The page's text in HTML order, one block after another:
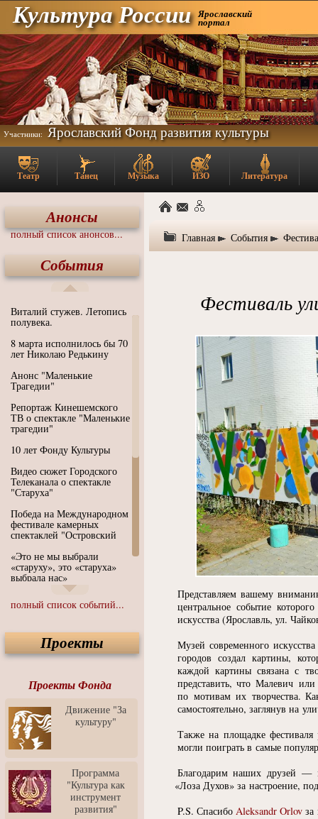
Культура России Ярославский
портал
Участники: Ярославский Фонд развития культуры
Театр Танец Музыка ИЗО Литература
Анонсы
полный список анонсов...
События
Виталий стужев. Летопись
полувека.
8 марта исполнилось бы 70
лет Николаю Редькину
Анонс "Маленькие
Трагедии"
Репортаж Кинешемского
ТВ о спектакле "Маленькие
трагедии"
10 лет Фонду Культуры
Видео сюжет Городского
Телеканала о спектакле
"Старуха"
Победа на Международном
фестивале камерных
спектаклей "Островский
«Это не мы выбрали
«старуху», это «старуха»
выбрала нас»
Иммерсивный спектакль
"Язык чистого полета
Спектакль "Крик" в Музее
Современного Искусства
современного искусства от
Медиа-школа "ФОКУС"
Моноспектакль
"Вертинский. Исповедь
Барона"
"Притяжение" в центре
ЛЕКСУС - ЯРОСЛАВЛЬ
Презентация выставки
Зураба Церетели
полный список событий...
Проекты
Проекты Фонда
Движение "За
культуру"
Программа
"Культура как
инструмент
развития"
Главная События
Фестиваль
Представляем вашему
центральное событие
искусства (Ярославль, ул.
Музей современного
городов создал картины,
каждой картины связана с
представить, что Малевич
по мотивам их творчества.
самостоятельно, заглянув на
Также на площадке фестиваля
могли поиграть в самые
Благодарим наших друзей —
«Лоза Духов» за настроение,
P.S. Спасибо Aleksandr Orlov за